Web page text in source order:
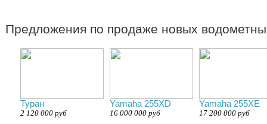
Предложения по продаже новых
Туран
2 120 000 руб
Yamaha 255XD
16 000 000 руб
Yamaha 255XE
17 200 000 руб